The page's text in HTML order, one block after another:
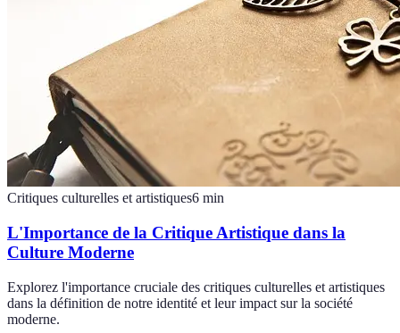
Critiques culturelles et artistiques6 min
L'Importance de la Critique Artistique dans la
Culture Moderne
Explorez l'importance cruciale des critiques culturelles et artistiques
dans la définition de notre identité et leur impact sur la société
moderne.